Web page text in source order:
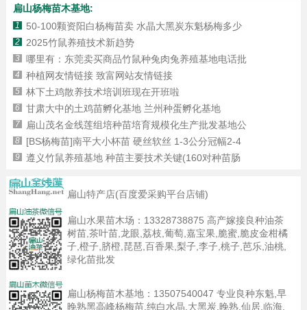
扁山杨梅苗木基地:
1 50-100颗资阳白杨梅苗卖 水晶大黑炭东魁杨梅多少
2 2025竹鼠养殖技术新趋势
3 哪里有：东莞卖买商品竹鼠种兔肉兔养殖基地电话批
4 种植网友情链接 致富网站友情链接
5 林下土鸡散养技术培训班现在开班啦
6 甘肃大中的土鸡苗孵化基地 兰州种蛋孵化基地
7 扁山茂名金线莲组培种苗培育规模化生产批发基地公
8 [BS杨梅苗]南平大小杯苗 硬丝软丝 1-3公分冠幅2-4
9 遵义竹鼠养殖基地 种苗主要技术关键(160对种苗肠
扁山特产店(百度爱采购平台店铺)
扁山水果苗木场： 13328738875 高产嫁接良种油茶
树苗,茶叶苗,龙眼,荔枝,葡萄,嘉宝果,脆蜜,脆皮金柑橘
子,橙子,脐橙,琵琶,百香果,梨子,李子,桃子,芭乐,油桃,
绿化苗批发
扁山杨梅苗木基地： 13507540047 专业良种东魁,早
晚熟黑高峰杨梅苗,纯白水晶,大黑炭,晚熟,仙居,临海,